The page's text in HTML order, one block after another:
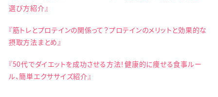
選び方紹介』
『筋トレとプロテインの関係って？プロテインのメリットと効果的な
摂取方法まとめ』
『50代でダイエットを成功させる方法！健康的に痩せる食事ルー
ル、簡単エクササイズ紹介』